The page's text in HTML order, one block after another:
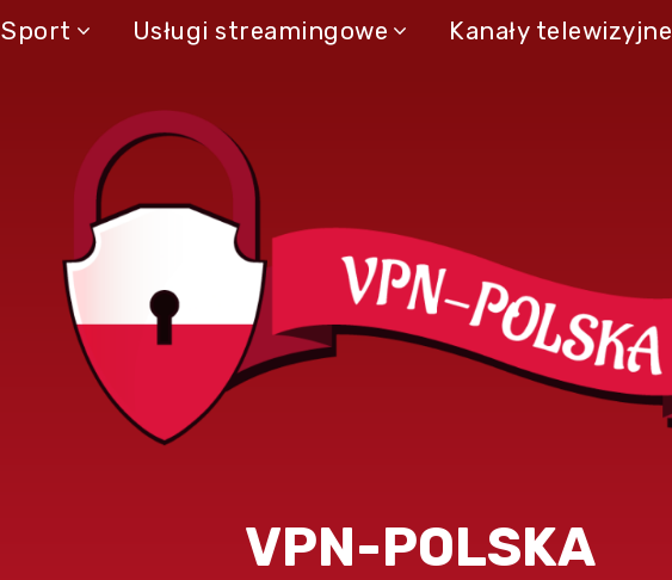
Sport Usługi streamingowe Kanały telewizyjne
VPN-POLSKA